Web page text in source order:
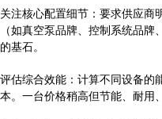
关注核心配置细节：要求供应商
（如真空泵品牌、控制系统品
的基石。
评估综合效能：计算不同设备的
本。一台价格稍高但节能、耐用